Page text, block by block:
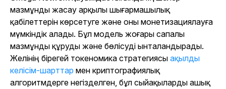
мазмұнды жасау арқылы шығармашылық
қабілеттерін көрсетуге және оны монетизациялауға
мүмкіндік алады. Бұл модель жоғары сапалы
мазмұнды құруды және бөлісуді ынталандырады.
Желінің бірегей токеномика стратегиясы ақылды
келісім-шарттар мен криптографиялық
алгоритмдерге негізделген, бұл сыйақыларды ашық